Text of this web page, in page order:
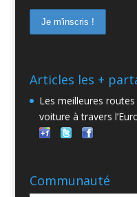
Articles les +
Les meilleures
voiture à travers
Communauté